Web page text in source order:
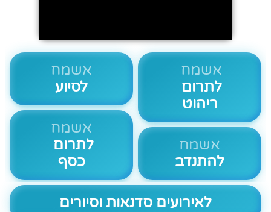
אשמח
לתרום
ריהוט
אשמח
להתנדב
אשמח
לסיוע
אשמח
לתרום
כסף
לאירועים סדנאות וסיורים